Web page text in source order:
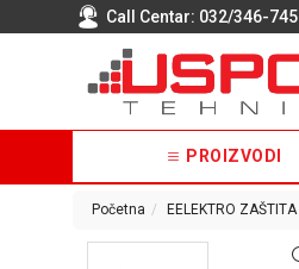
Call Centar: 032/346-745
PROIZVODI
Početna EELEKTRO ZAŠTITA